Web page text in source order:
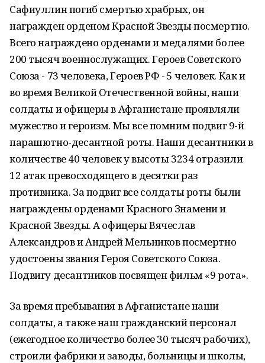
Сафиуллин погиб смертью храбрых, он
награжден орденом Красной Звезды посмертно.
Всего награждено орденами и медалями более
200 тысяч военнослужащих. Героев Советского
Союза - 73 человека, Героев РФ - 5 человек. Как и
во время Великой Отечественной войны, наши
солдаты и офицеры в Афганистане проявляли
мужество и героизм. Мы все помним подвиг 9-й
парашютно-десантной роты. Наши десантники в
количестве 40 человек у высоты 3234 отразили
12 атак превосходящего в десятки раз
противника. За подвиг все солдаты роты были
награждены орденами Красного Знамени и
Красной Звезды. А офицеры Вячеслав
Александров и Андрей Мельников посмертно
удостоены звания Героя Советского Союза.
Подвигу десантников посвящен фильм «9 рота».
За время пребывания в Афганистане наши
солдаты, а также наш гражданский персонал
(ежегодное количество более 30 тысяч рабочих),
строили фабрики и заводы, больницы и школы,